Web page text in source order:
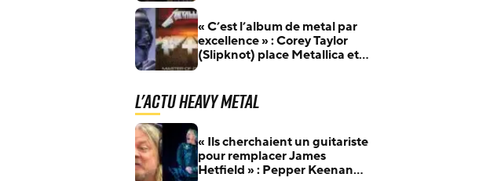
avec Billie Joe Armstrong
(Green Day)
« C’est l’album de metal par
excellence » : Corey Taylor
(Slipknot) place Metallica et
L'actu Heavy Metal
« Ils cherchaient un guitariste
pour remplacer James
Hetfield » : Pepper Keenan